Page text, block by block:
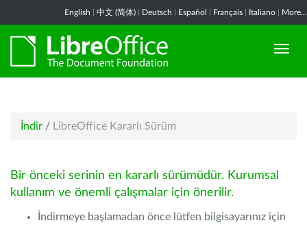
English 中文 (简体) Deutsch Español Français Italiano More...
İndir / LibreOffice Kararlı Sürüm
Bir önceki serinin en kararlı sürümüdür. Kurumsal
kullanım ve önemli çalışmalar için önerilir.
İndirmeye başlamadan önce lütfen bilgisayarınız için